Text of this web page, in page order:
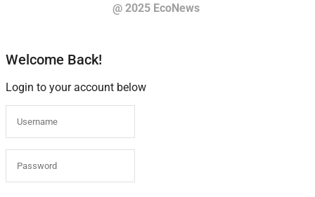
@ 2025 EcoNews
Welcome Back!
Login to your account below